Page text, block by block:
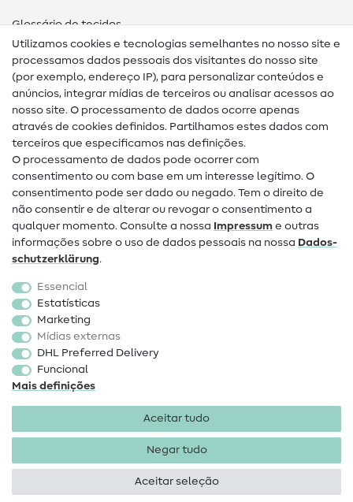
Glossário de tecidos
Guias de costura
Ajuda e contacto
Contacto
Mudança de proprietário
Perguntas frequentes (FAQ)
Direito de cancelamento
Popular
Tecidos
Acessórios de costura
Promoção
Utilizamos cookies e tecnologias semelhantes no nosso site e
processamos dados pessoais dos visitantes do nosso site
(por exemplo, endereço IP), para personalizar conteúdos e
anúncios, integrar mídias de terceiros ou analisar acessos ao
nosso site. O processamento de dados ocorre apenas
através de cookies definidos. Partilhamos estes dados com
terceiros que especificamos nas definições.
O processamento de dados pode ocorrer com
consentimento ou com base em um interesse legítimo. O
consentimento pode ser dado ou negado. Tem o direito de
não consentir e de alterar ou revogar o consentimento a
qualquer momento. Consulte a nossa Impressum e outras
informações sobre o uso de dados pessoais na nossa Dados­
schutz­erklärung.
Essencial
Estatísticas
Marketing
Mídias externas
DHL Preferred Delivery
Funcional
Mais definições
Aceitar tudo
Negar tudo
Aceitar seleção
Proteção de dados
condições
Direito de rescisão
Direitos de autor 2026 SewIY GmbH